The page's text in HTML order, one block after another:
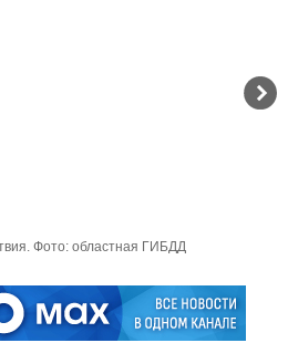
Фото: областная ГИБДД